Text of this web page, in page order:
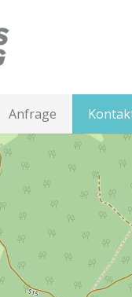
Anfrage